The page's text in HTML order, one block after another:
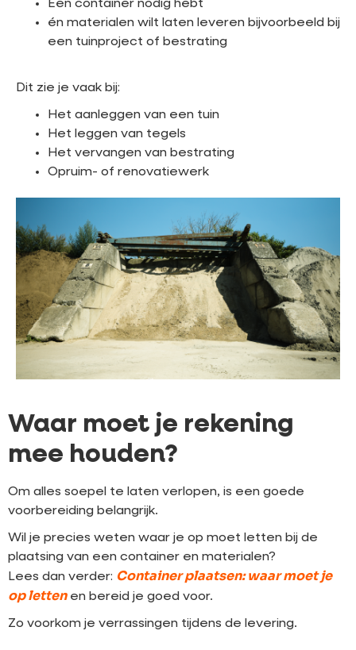
Een container nodig hebt
én materialen wilt laten leveren bijvoorbeeld bij
een tuinproject of bestrating
Dit zie je vaak bij:
Het aanleggen van een tuin
Het leggen van tegels
Het vervangen van bestrating
Opruim- of renovatiewerk
Waar moet je rekening
mee houden?
Om alles soepel te laten verlopen, is een goede
voorbereiding belangrijk.
Wil je precies weten waar je op moet letten bij de
plaatsing van een container en materialen?
Lees dan verder: Container plaatsen: waar moet je
op lettenen bereid je goed voor.
Zo voorkom je verrassingen tijdens de levering.